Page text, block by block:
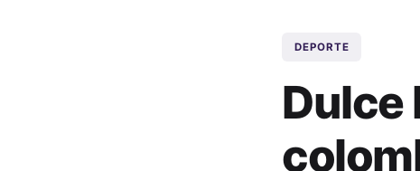
DEPORTE
Dulce